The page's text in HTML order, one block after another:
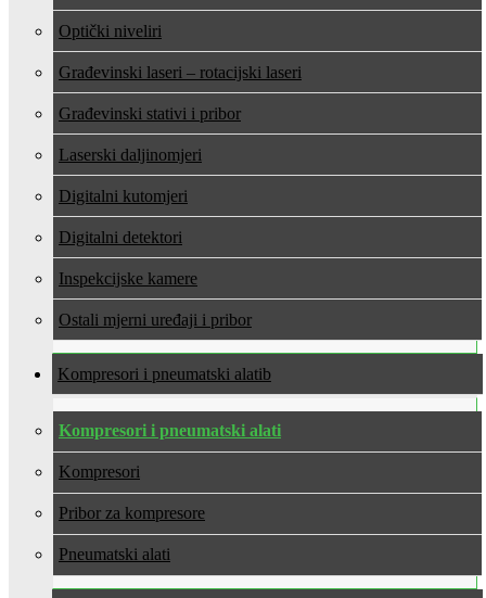
Optički niveliri
Građevinski laseri – rotacijski laseri
Građevinski stativi i pribor
Laserski daljinomjeri
Digitalni kutomjeri
Digitalni detektori
Inspekcijske kamere
Ostali mjerni uređaji i pribor
Kompresori i pneumatski alati
Kompresori i pneumatski alati
Kompresori
Pribor za kompresore
Pneumatski alati